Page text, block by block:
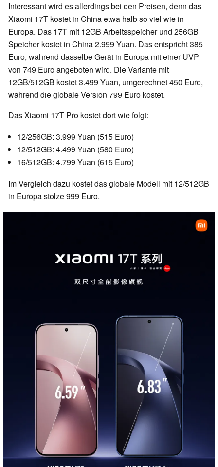
Interessant wird es allerdings bei den Preisen, denn das
Xiaomi 17T kostet in China etwa halb so viel wie in
Europa. Das 17T mit 12GB Arbeitsspeicher und 256GB
Speicher kostet in China 2.999 Yuan. Das entspricht 385
Euro, während dasselbe Gerät in Europa mit einer UVP
von 749 Euro angeboten wird. Die Variante mit
12GB/512GB kostet 3.499 Yuan, umgerechnet 450 Euro,
während die globale Version 799 Euro kostet.
Das Xiaomi 17T Pro kostet dort wie folgt:
12/256GB: 3.999 Yuan (515 Euro)
12/512GB: 4.499 Yuan (580 Euro)
16/512GB: 4.799 Yuan (615 Euro)
Im Vergleich dazu kostet das globale Modell mit 12/512GB
in Europa stolze 999 Euro.